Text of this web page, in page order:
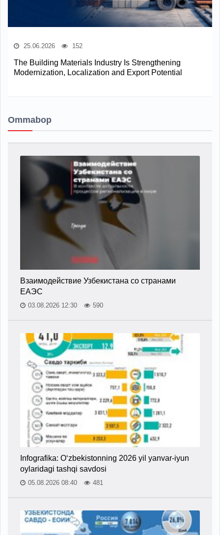
25.06.2026 152
The Building Materials Industry Is Strengthening
Modernization, Localization and Export Potential
Ommabop
Взаимодействие Узбекистана со странами
ЕАЭС
03.08.2026 12:30 590
Infografika: O‘zbekistonning 2026 yil yanvar-iyun
oylaridagi tashqi savdosi
05.08.2026 08:40 481